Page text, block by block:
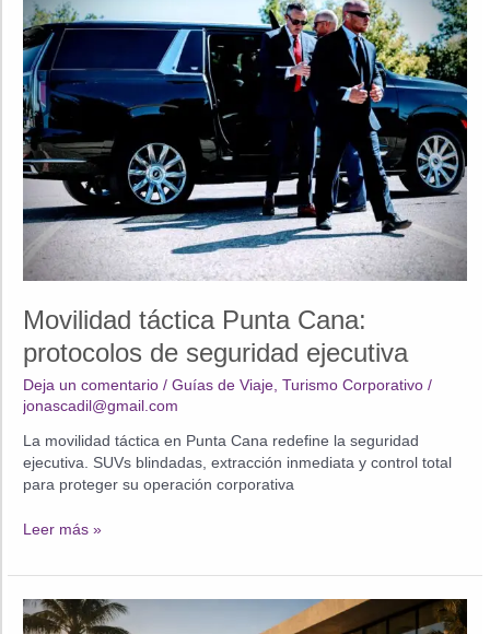
Tiempo:
Beneficios
de
un
Servicio
de
Conserjería
VIP
Punta
Cana
Movilidad táctica Punta Cana:
protocolos de seguridad ejecutiva
Deja un comentario /Guías de Viaje ,Turismo Corporativo /
jonascadil@gmail.com
La movilidad táctica en Punta Cana redefine la seguridad
ejecutiva. SUVs blindadas, extracción inmediata y control total
para proteger su operación corporativa
Movilidad
Punta
protocolos
Leer más »